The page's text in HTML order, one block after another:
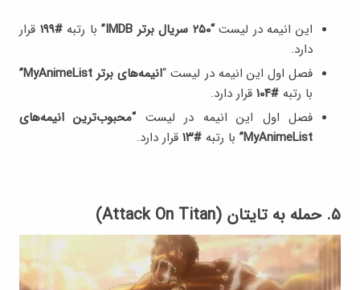
این انیمه در لیست“۲۵۰ سریال برتر IMDB” با رتبه#۱۹۹
قرار
دارد.
فصل اول این انیمه در لیست “انیمه‌های برتر MyAnimeList”
با رتبه #۱۰۴
قرار دارد.
فصل اول این انیمه در لیست
“محبوب‌ترین انیمه‎‌های
MyAnimeList” با رتبه #۱۳ قرار دارد.
۵. حمله به تایتان (Attack On Titan)